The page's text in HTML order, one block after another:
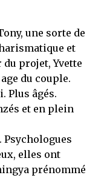
une sorte de
et
projet, Yvette
du couple.
Plus âgés.
et en plein
Psychologues
elles ont
prénommé